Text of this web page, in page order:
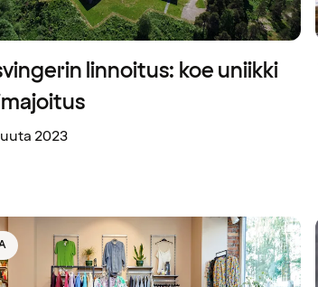
linnoitus: koe uniikki
2023